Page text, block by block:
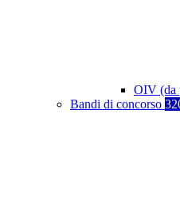
OIV (da
Bandi di concorso